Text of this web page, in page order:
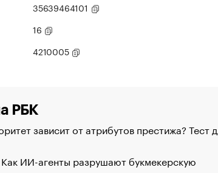
35639464101
16
4210005
РБК
зависит от атрибутов престижа? Тест
ИИ-агенты разрушают букмекерскую